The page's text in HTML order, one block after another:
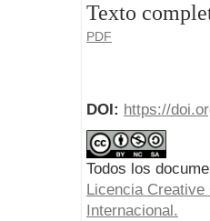
Texto
PDF
DOI: https://
Todos los
Licencia
Internacional.